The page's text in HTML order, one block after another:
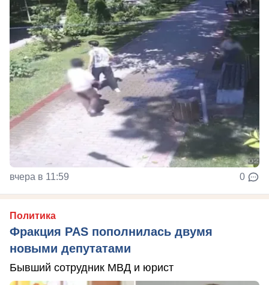
вчера в 11:59 0
Политика
Фракция PAS пополнилась двумя
новыми депутатами
Бывший сотрудник МВД и юрист